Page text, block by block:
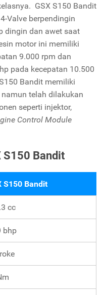
GSX S150 Bandit
Valve berpendingin
dingin dan awet saat
motor ini memiliki
9.000 rpm dan
pada kecepatan 10.500
Bandit memiliki
telah dilakukan
seperti injektor,
Control Module
S150 Bandit
S150 Bandit
cc
bhp